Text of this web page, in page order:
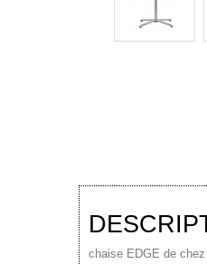
chaise EDGE de